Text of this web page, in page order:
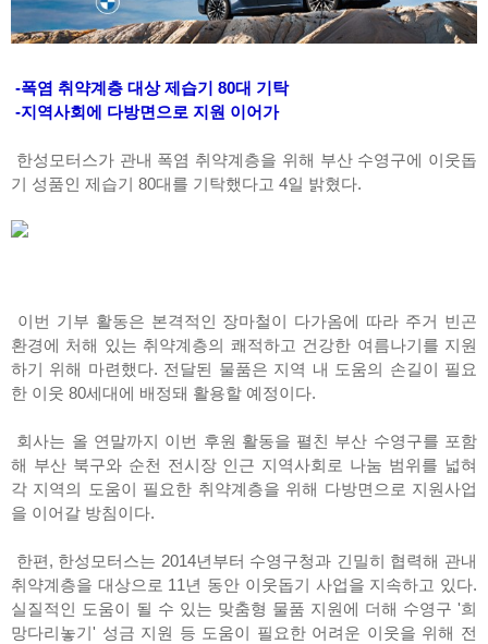
-폭염 취약계층 대상 제습기 80대 기탁
-지역사회에 다방면으로 지원 이어가
한성모터스가 관내 폭염 취약계층을 위해 부산 수영구에 이웃돕
기 성품인 제습기 80대를 기탁했다고 4일 밝혔다.
이번 기부 활동은 본격적인 장마철이 다가옴에 따라 주거 빈곤
환경에 처해 있는 취약계층의 쾌적하고 건강한 여름나기를 지원
하기 위해 마련했다. 전달된 물품은 지역 내 도움의 손길이 필요
한 이웃 80세대에 배정돼 활용할 예정이다.
회사는 올 연말까지 이번 후원 활동을 펼친 부산 수영구를 포함
해 부산 북구와 순천 전시장 인근 지역사회로 나눔 범위를 넓혀
각 지역의 도움이 필요한 취약계층을 위해 다방면으로 지원사업
을 이어갈 방침이다.
한편, 한성모터스는 2014년부터 수영구청과 긴밀히 협력해 관내
취약계층을 대상으로 11년 동안 이웃돕기 사업을 지속하고 있다.
실질적인 도움이 될 수 있는 맞춤형 물품 지원에 더해 수영구 '희
망다리놓기' 성금 지원 등 도움이 필요한 어려운 이웃을 위해 전